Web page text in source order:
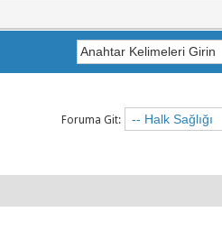
Foruma Git: